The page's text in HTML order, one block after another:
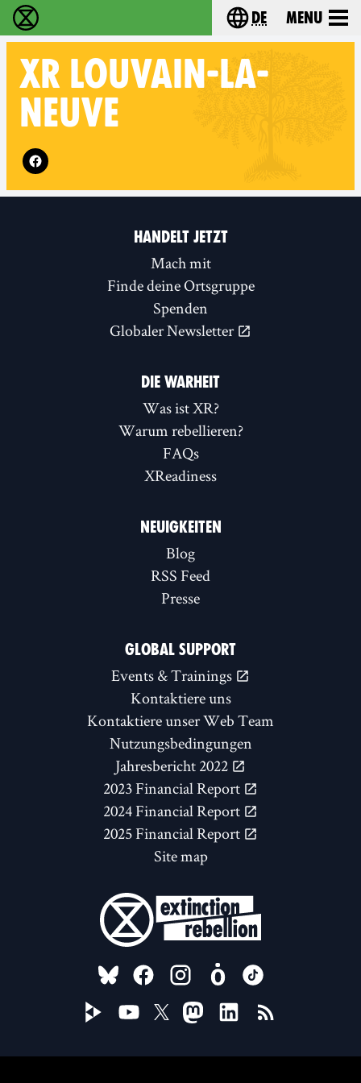
extinction rebellion - Home Choose your
de Menu
XR LOUVAIN-LA-
NEUVE
Follow XR Louvain-la-Neuve on
HANDELT JETZT
Mach mit
Finde deine Ortsgruppe
Spenden
Globaler Newsletter
DIE WARHEIT
Was ist XR?
Warum rebellieren?
FAQs
XReadiness
NEUIGKEITEN
Blog
RSS Feed
Presse
GLOBAL SUPPORT
Events & Trainings
Kontaktiere uns
Kontaktiere unser Web Team
Nutzungsbedingungen
Jahresbericht 2022
2023 Financial Report
2024 Financial Report
2025 Financial Report
Site map
FOLLOW US ON